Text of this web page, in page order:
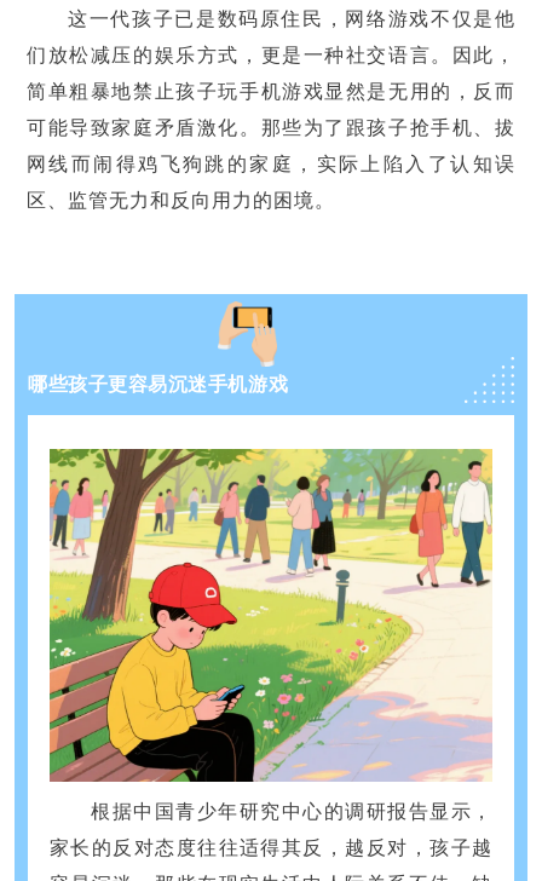
这一代孩子已是数码原住民，网络游戏不仅是他
们放松减压的娱乐方式，更是一种社交语言。因此，
简单粗暴地禁止孩子玩手机游戏显然是无用的，反而
可能导致家庭矛盾激化。那些为了跟孩子抢手机、拔
网线而闹得鸡飞狗跳的家庭，实际上陷入了认知误
区、监管无力和反向用力的困境。
哪些孩子更容易沉迷手机游戏
根据中国青少年研究中心的调研报告显示，
家长的反对态度往往适得其反，越反对，孩子越